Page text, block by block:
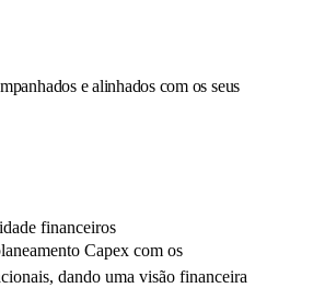
e alinhados com os seus
financeiros
Capex com os
dando uma visão financeira